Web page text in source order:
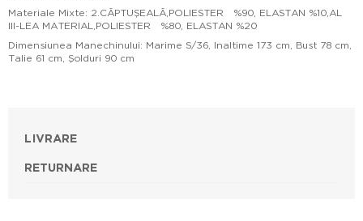
Materiale Mixte: 2.CĂPTUŞEALĂ,POLIESTER %90, ELASTAN %10,AL
III-LEA MATERIAL,POLIESTER %80, ELASTAN %20
Dimensiunea Manechinului: Marime S/36, Inaltime 173 cm, Bust 78 cm,
Talie 61 cm, Şolduri 90 cm
LIVRARE
RETURNARE